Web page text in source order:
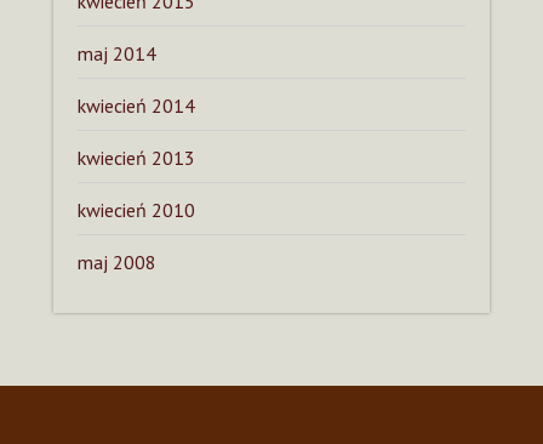
maj 2014
kwiecień 2014
kwiecień 2013
kwiecień 2010
maj 2008